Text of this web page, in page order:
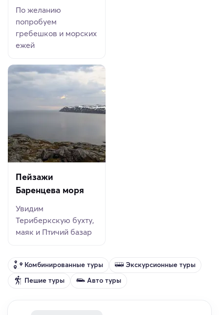
По желанию
попробуем
гребешков и морских
ежей
Пейзажи
Баренцева моря
Увидим
Териберкскую бухту,
маяк и Птичий базар
Комбинированные туры
Экскурсионные туры
Пешие туры
Авто туры